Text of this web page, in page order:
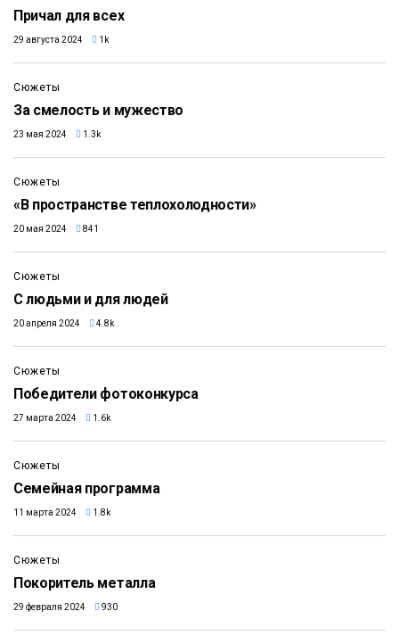
Причал для всех
29 августа 2024 1k
7:24
Сюжеты
За смелость и мужество
23 мая 2024 1.3k
2:25
Сюжеты
«В пространстве теплохолодности»
20 мая 2024 841
10:04
Сюжеты
С людьми и для людей
20 апреля 2024 4.8k
7:12
Сюжеты
Победители фотоконкурса
27 марта 2024 1.6k
2:51
Сюжеты
Семейная программа
11 марта 2024 1.8k
4:35
Сюжеты
Покоритель металла
29 февраля 2024 930
2:43